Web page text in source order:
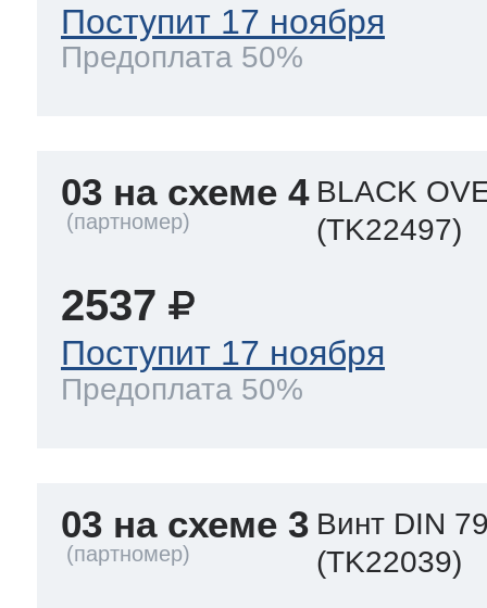
Поступит 17 ноября
Предоплата 50%
03 на схеме 4 BLACK
(TK22497)
2537
Поступит 17 ноября
Предоплата 50%
03 на схеме 3 Винт DIN
(TK22039)